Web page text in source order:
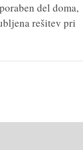
del doma,
rešitev pri